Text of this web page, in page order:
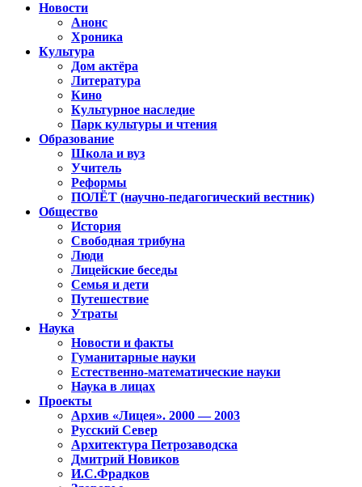
Новости
Анонс
Хроника
Культура
Дом актёра
Литература
Кино
Культурное наследие
Парк культуры и чтения
Образование
Школа и вуз
Учитель
Реформы
ПОЛЁТ (научно-педагогический вестник)
Общество
История
Свободная трибуна
Люди
Лицейские беседы
Семья и дети
Путешествие
Утраты
Наука
Новости и факты
Гуманитарные науки
Естественно-математические науки
Наука в лицах
Проекты
Архив «Лицея». 2000 — 2003
Русский Север
Архитектура Петрозаводска
Дмитрий Новиков
И.С.Фрадков